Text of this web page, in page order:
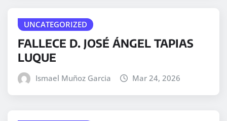
UNCATEGORIZED
FALLECE D. JOSÉ ÁNGEL TAPIAS
LUQUE
Ismael Muñoz Garcia Mar 24, 2026